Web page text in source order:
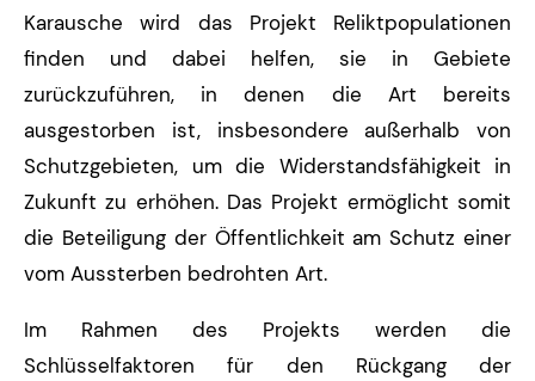
Karausche wird das Projekt Reliktpopulationen
finden und dabei helfen, sie in Gebiete
zurückzuführen, in denen die Art bereits
ausgestorben ist, insbesondere außerhalb von
Schutzgebieten, um die Widerstandsfähigkeit in
Zukunft zu erhöhen. Das Projekt ermöglicht somit
die Beteiligung der Öffentlichkeit am Schutz einer
vom Aussterben bedrohten Art.
Im Rahmen des Projekts werden die
Schlüsselfaktoren für den Rückgang der